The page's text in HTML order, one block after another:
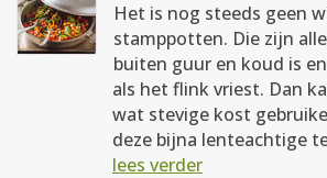
Het is nog steeds geen
stamppotten. Die zijn
buiten guur en koud is
als het flink vriest. Dan
wat stevige kost
deze bijna lenteachtige
lees verder